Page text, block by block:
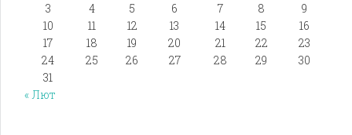
3
4 5 6 7 8
9
10
11 12 13 14 15
16
17
18 19 20 21 22
23
24
25 26 27 28 29
30
31
« Лют